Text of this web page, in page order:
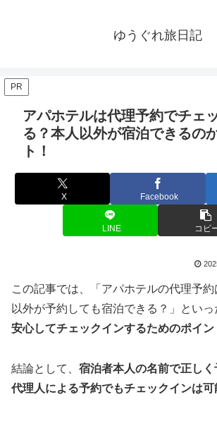
ゆうぐれ旅日記
PR
アパホテルは代理予約でチェ
る？本人以外が宿泊できるの
ト！
X Facebook
LINE コピ
この記事では、「アパホテルの代理予約
以外が予約しても宿泊できる？」といっ
安心してチェックインするためのポイン
結論として、 宿泊者本人の名前で正しく
代理人による予約でもチェックインは可